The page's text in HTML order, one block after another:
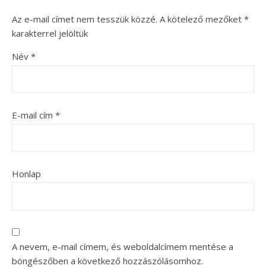
Az e-mail címet nem tesszük közzé. A kötelező mezőket *
karakterrel jelöltük
Név *
E-mail cím *
Honlap
A nevem, e-mail címem, és weboldalcímem mentése a
böngészőben a következő hozzászólásomhoz.